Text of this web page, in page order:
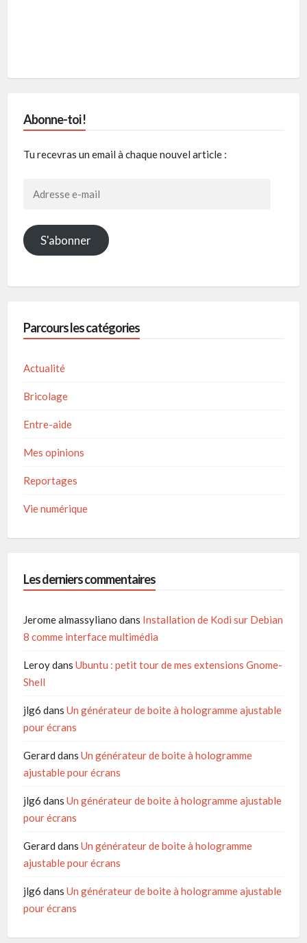
Abonne-toi !
Tu recevras un email à chaque nouvel article :
S'abonner
Parcours les catégories
Actualité
Bricolage
Entre-aide
Mes opinions
Reportages
Vie numérique
Les derniers commentaires
Jerome almassyliano dans Installation de Kodi sur Debian
8 comme interface multimédia
Leroydans Ubuntu : petit tour de mes extensions Gnome-
Shell
jlg6 dans Un générateur de boite à hologramme ajustable
pour écrans
Gerard dans Un générateur de boite à hologramme
ajustable pour écrans
jlg6 dans Un générateur de boite à hologramme ajustable
pour écrans
Gerard dans Un générateur de boite à hologramme
ajustable pour écrans
jlg6 dans Un générateur de boite à hologramme ajustable
pour écrans